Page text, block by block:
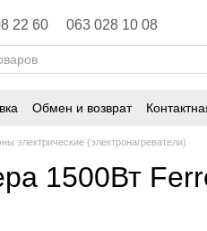
22 60 063 028 10 08
Обмен и возврат
электрические (электронагреватели)
1500Вт